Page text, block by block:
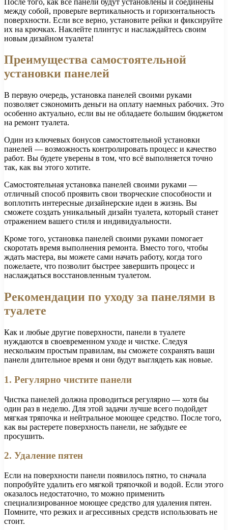
между собой, проверьте вертикальность и горизонтальность
поверхности. Если все верно, установите рейки и фиксируйте
их на крючках. Наклейте плинтус и наслаждайтесь своим
новым дизайном туалета!
Преимущества самостоятельной
установки панелей
В первую очередь, установка панелей своими руками
позволяет сэкономить деньги на оплату наемных рабочих. Это
особенно актуально, если вы не обладаете большим бюджетом
на ремонт туалета.
Один из ключевых бонусов самостоятельной установки
панелей — возможность контролировать процесс и качество
работ. Вы будете уверены в том, что всё выполняется точно
так, как вы этого хотите.
Самостоятельная установка панелей своими руками —
отличный способ проявить свои творческие способности и
воплотить интересные дизайнерские идеи в жизнь. Вы
сможете создать уникальный дизайн туалета, который станет
отражением вашего стиля и индивидуальности.
Кроме того, установка панелей своими руками помогает
скоротать время выполнения ремонта. Вместо того, чтобы
ждать мастера, вы можете сами начать работу, когда того
пожелаете, что позволит быстрее завершить процесс и
наслаждаться восстановленным туалетом.
Рекомендации по уходу за панелями в
туалете
Как и любые другие поверхности, панели в туалете
нуждаются в своевременном уходе и чистке. Следуя
нескольким простым правилам, вы сможете сохранять ваши
панели длительное время и они будут выглядеть как новые.
1. Регулярно чистите панели
Чистка панелей должна проводиться регулярно — хотя бы
один раз в неделю. Для этой задачи лучше всего подойдет
мягкая тряпочка и нейтральное моющее средство. После того,
как вы растерете поверхность панели, не забудьте ее
просушить.
2. Удаление пятен
Если на поверхности панели появилось пятно, то сначала
попробуйте удалить его мягкой тряпочкой и водой. Если этого
оказалось недостаточно, то можно применить
специализированное моющее средство для удаления пятен.
Помните, что резких и агрессивных средств использовать не
стоит.